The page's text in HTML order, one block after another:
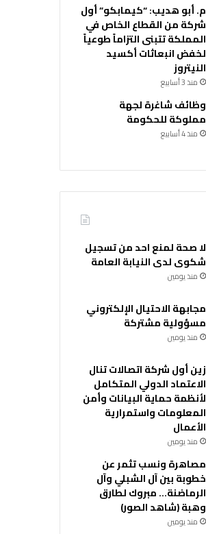
م. أبو هديب: “كيمابكو” أول
شركة من القطاع الخاص في
المملكة تتبنى التزاماً طوعياً
لخفض انبعاثات أكسيد
النيتروز
منذ 3 أسابيع
وظائف شاغرة لجهة
مملوكة للحكومة
منذ 4 أسابيع
لا صحة لمنع احد من تسجيل
شكوى لدى النيابة العامة
منذ يومين
مجابهة الاحتيال الإلكتروني
مسؤولية مشتركة
منذ يومين
زين أول شركة اتصالات تنال
الاعتماد الدولي المتكامل
لأنظمة حماية البيانات وأمن
المعلومات واستمرارية
الأعمال
منذ يومين
مصاهرة ونسب تثمر عن
خطوبة بين آل الشبلي وآل
الرماضنة… مبروك لطارق
وهبة (شاهد الصور)
منذ يومين